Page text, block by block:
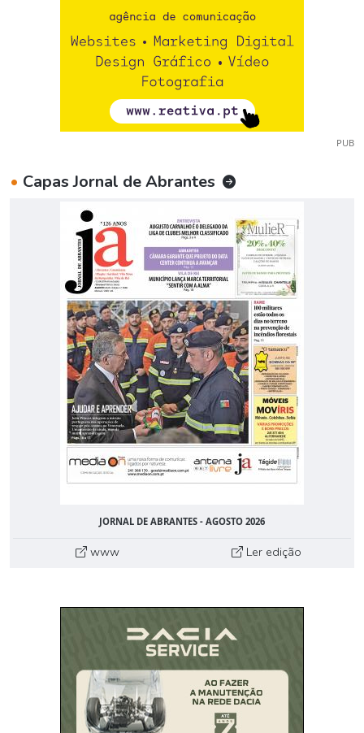
PUB
• Capas Jornal de Abrantes
JORNAL DE ABRANTES - AGOSTO 2026
www Ler edição